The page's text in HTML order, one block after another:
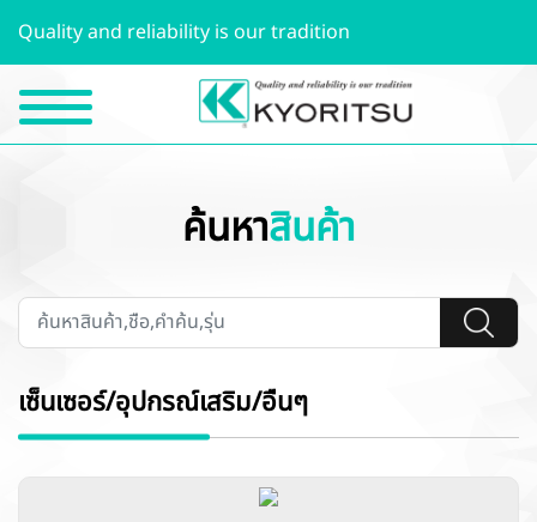
Quality and reliability is our tradition
ค้นหาสินค้า
เซ็นเซอร์/อุปกรณ์เสริม/อื่นๆ